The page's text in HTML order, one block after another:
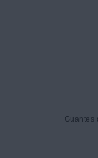
Guantes